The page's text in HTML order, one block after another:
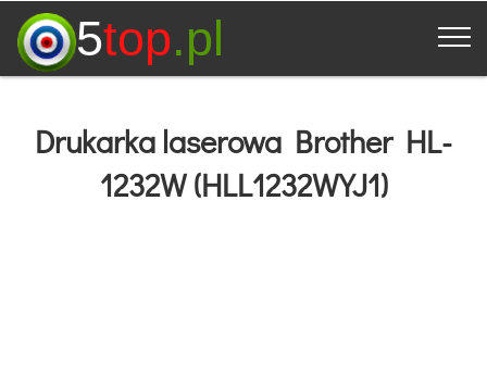
5top.pl
Drukarka laserowa Brother HL-
1232W (HLL1232WYJ1)